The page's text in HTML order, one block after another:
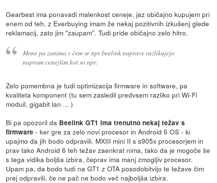
Gearbest ima ponavadi malenkost ceneje, jaz običajno kupujem pri
enem od teh, z Everbuying imam že nekaj pozitivnih izkušenj glede
reklamacij, zato jim "zaupam". Tudi pride običajno zelo hitro.
Mene pa zanima v čem se npr beelink naprave razlikujejo
napram cenejšim kot so npr:
Zelo pomembna je tudi optimizacija firmware in software, pa
kvaliteta komponent (tu sem zasledil predvsem razliko pri Wi-Fi
moduil, gigabit lan ... )
Bi pa opozoril da Beelink GT1 ima trenutno nekaj težav s
firmware- ker gre za zelo novi procesor in Android 6 OS - ki
upajmo da jih bodo odpravili. MXIII mini II s s905x procesorjem in
prav tako Android 6 teh težav zaenkrat nima, tako da je mogoče še
s tega vidika boljša izbira, čeprav ima manj zmogljiv procesor.
Upam pa, da bodo tudi na GT1 z OTA posodobitvijo te težave čim
prej odpravili, če ne pač ne bodo več najboljša izbira.